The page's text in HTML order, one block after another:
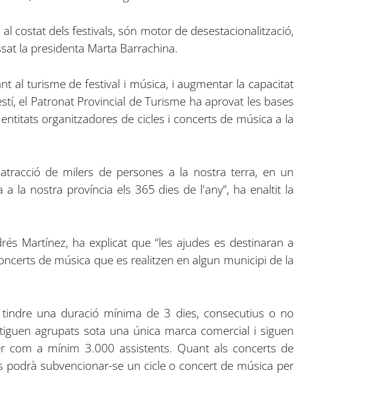
costat dels festivals, són motor de desestacionalització,
la presidenta Marta Barrachina.
al turisme de festival i música, i augmentar la capacitat
el Patronat Provincial de Turisme ha aprovat les bases
organitzadores de cicles i concerts de música a la
de milers de persones a la nostra terra, en un
la nostra província els 365 dies de l'any”, ha enaltit la
Martínez, ha explicat que “les ajudes es destinaran a
de música que es realitzen en algun municipi de la
una duració mínima de 3 dies, consecutius o no
agrupats sota una única marca comercial i siguen
a mínim 3.000 assistents. Quant als concerts de
subvencionar-se un cicle o concert de música per